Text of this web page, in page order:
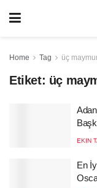
Home Tag üç
Etiket: üç
EKIN
En